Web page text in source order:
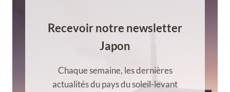
Recevoir notre newsletter
Japon
Chaque semaine, les dernières
actualités du pays du soleil-levant